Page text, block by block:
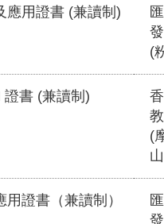
應用證書 (兼讀制)
(
書 (兼讀制)
(
證書（兼讀制）